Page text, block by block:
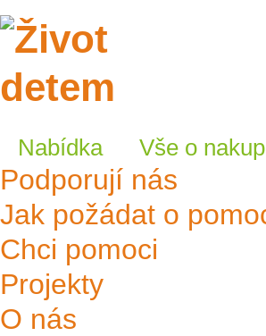
E-shop
Podporují nás
Jak požádat o
Chci pomoci
Projekty
O nás
Nabídka Vše o